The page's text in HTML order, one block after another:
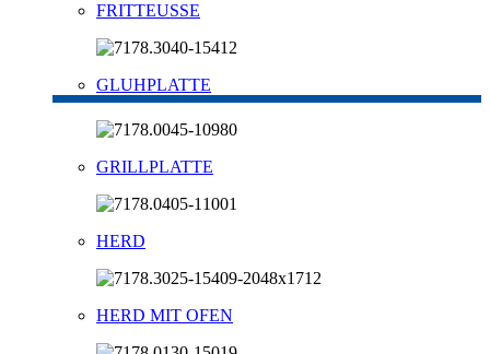
FRITTEUSSE
GLUHPLATTE
GRILLPLATTE
HERD
HERD MIT OFEN